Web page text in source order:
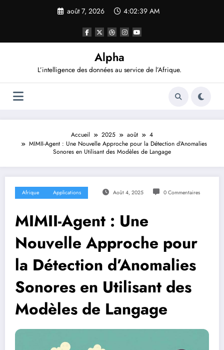
août 7, 2026 4:02:40 AM
Alpha
L’intelligence des données au service de l’Afrique.
Accueil 2025 août
4
MIMII-Agent : Une Nouvelle Approche pour la Détection d’Anomalies
Sonores en Utilisant des Modèles de Langage
Afrique Applications Août 4, 2025 0 Commentaires
MIMII-Agent : Une
Nouvelle Approche pour
la Détection d’Anomalies
Sonores en Utilisant des
Modèles de Langage